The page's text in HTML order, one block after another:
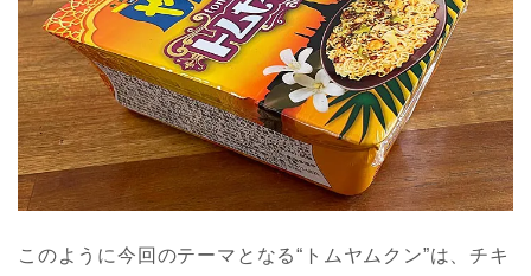
このように今回のテーマとなる“トムヤムクン”は、チキ